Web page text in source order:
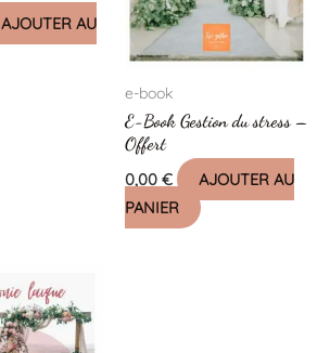
AJOUTER AU
e-book
E-Book Gestion du stress –
Offert
0,00 €
AJOUTER AU
PANIER